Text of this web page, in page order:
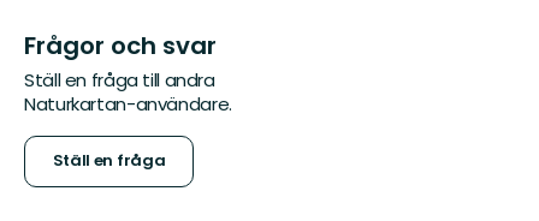
Frågor och svar
Ställ en fråga till andra
Naturkartan-användare.
Ställ en fråga